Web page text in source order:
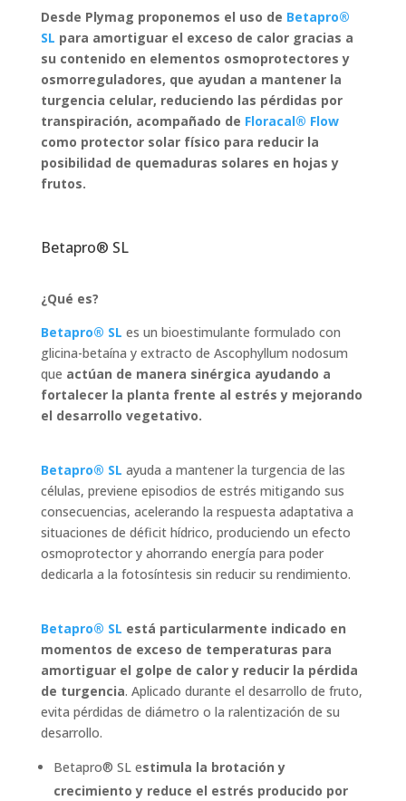
Desde Plymag proponemos el uso de Betapro®
SL para amortiguar el exceso de calor gracias a
su contenido en elementos osmoprotectores y
osmorreguladores, que ayudan a mantener la
turgencia celular, reduciendo las pérdidas por
transpiración, acompañado de Floracal® Flow
como protector solar físico para reducir la
posibilidad de quemaduras solares en hojas y
frutos.
Betapro® SL
¿Qué es?
Betapro® SL es un bioestimulante formulado con
glicina-betaína y extracto de Ascophyllum nodosum
que actúan de manera sinérgica ayudando a
fortalecer la planta frente al estrés y mejorando
el desarrollo vegetativo.
Betapro® SL ayuda a mantener la turgencia de las
células, previene episodios de estrés mitigando sus
consecuencias, acelerando la respuesta adaptativa a
situaciones de déficit hídrico, produciendo un efecto
osmoprotector y ahorrando energía para poder
dedicarla a la fotosíntesis sin reducir su rendimiento.
Betapro® SL está particularmente indicado en
momentos de exceso de temperaturas para
amortiguar el golpe de calor y reducir la pérdida
de turgencia. Aplicado durante el desarrollo de fruto,
evita pérdidas de diámetro o la ralentización de su
desarrollo.
Betapro® SL estimula la brotación y
crecimiento y reduce el estrés producido por